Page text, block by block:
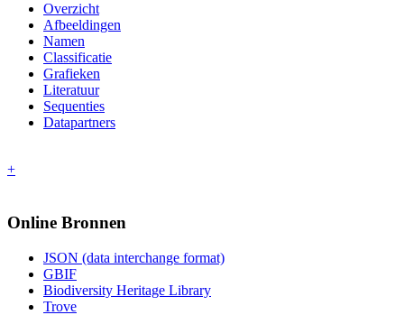
Overzicht
Afbeeldingen
Namen
Classificatie
Grafieken
Literatuur
Sequenties
Datapartners
+
Online Bronnen
JSON (data interchange format)
GBIF
Biodiversity Heritage Library
Trove